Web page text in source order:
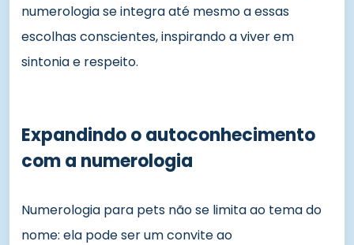
numerologia se integra até mesmo a essas
escolhas conscientes, inspirando a viver em
sintonia e respeito.
Expandindo o autoconhecimento
com a numerologia
Numerologia para pets não se limita ao tema do
nome: ela pode ser um convite ao